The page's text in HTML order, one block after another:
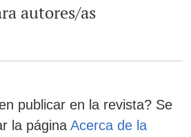
autores/as
publicar en la revista? Se
la página Acerca de la